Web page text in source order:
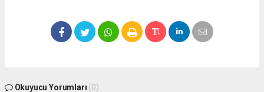
Okuyucu Yorumları (0)